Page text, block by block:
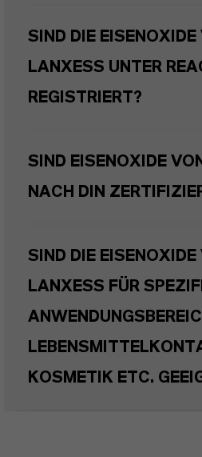
SIND DIE EISENOXIDE
LANXESS UNTER
REGISTRIERT?
SIND EISENOXIDE
NACH DIN
SIND DIE EISENOXIDE
LANXESS FÜR
KOSMETIK ETC.